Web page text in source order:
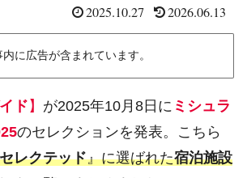
2025.10.27 2026.06.13
内に広告が含まれています。
ド 】 が2025年10月8日に ミシュラ
のセレクションを発表。こちら
セレクテッド』に選ばれた宿泊施設